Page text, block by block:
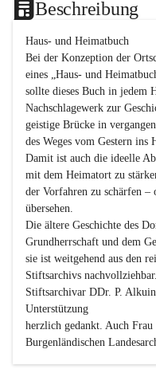
Beschreibung
Haus- und Heimatbuch
Bei der Konzeption der
eines „Haus- und
sollte dieses Buch in jedem
Nachschlagewerk zur
geistige Brücke in
des Weges vom Gestern ins
Damit ist auch die ideelle
mit dem Heimatort zu
der Vorfahren zu schärfen –
übersehen.
Die ältere Geschichte des
Grundherrschaft und dem
sie ist weitgehend aus den
Stiftsarchivs
Stiftsarchivar DDr. P.
Unterstützung
herzlich gedankt. Auch
Burgenländischen